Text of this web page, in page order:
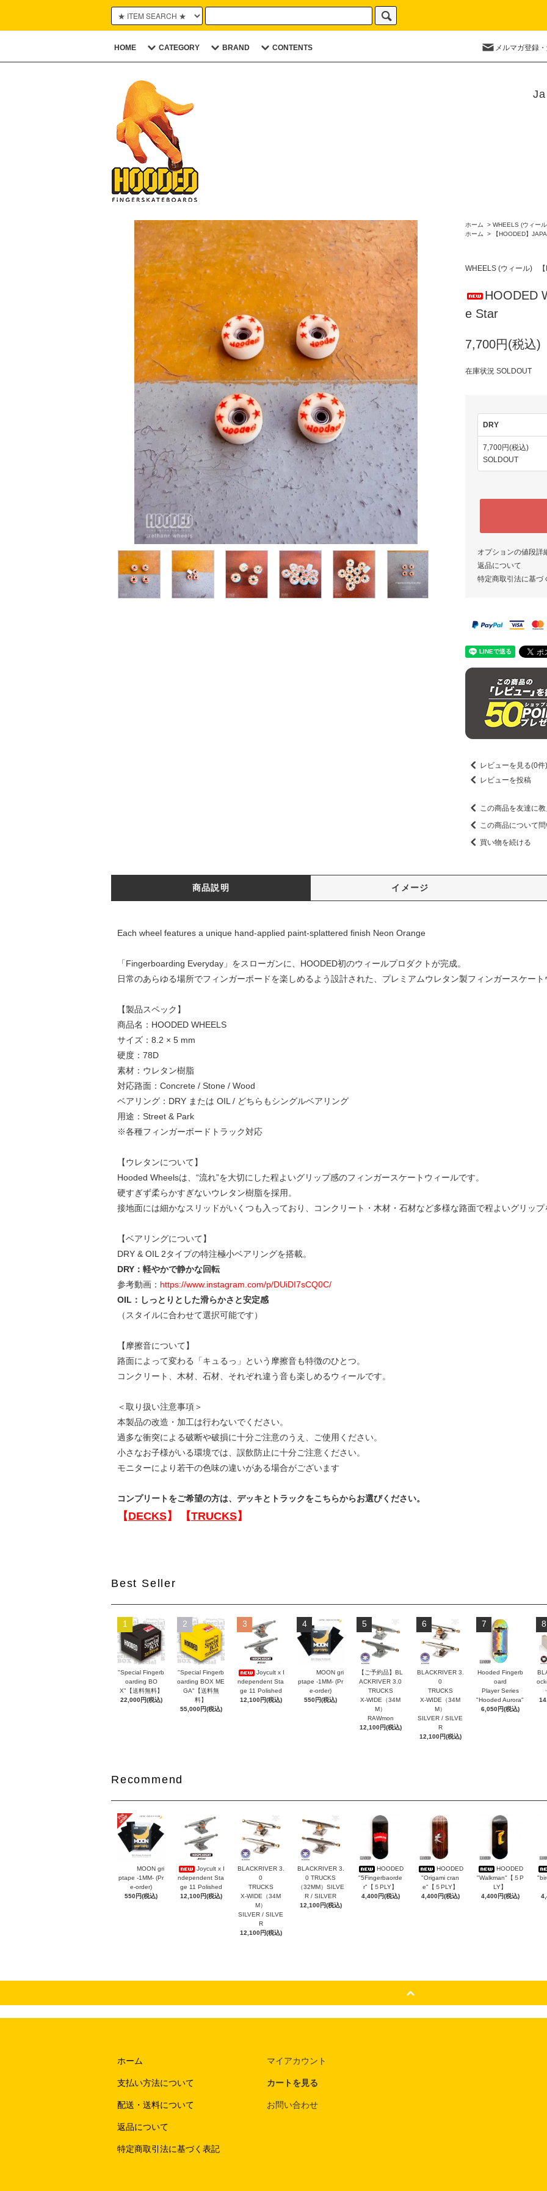
HOME CATEGORY BRAND CONTENTS メルマガ登録
ホーム > WHEELS (ウィー
ホーム
> 【HOODED】
WHEELS (ウィール)
HOODED
e Star
7,700円(税込)
在庫状況 SOLDOUT
DRY
7,700円(税込)
SOLDOUT
オプションの値段詳
返品について
特定商取引法に基づ
レビューを見る(0件)
レビューを投稿
この商品を友達に
この商品について
買い物を続ける
商品説明 イメージ
Each wheel features a unique hand-applied paint-splattered finish Neon Orange
「Fingerboarding Everyday」をスローガンに、HOODED初のウィールプロダクトが完成。
日常のあらゆる場所でフィンガーボードを楽しめるよう設計された、プレミアムウレタン製フィンガースケート
【製品スペック】
商品名：HOODED WHEELS
サイズ：8.2 × 5 mm
硬度：78D
素材：ウレタン樹脂
対応路面：Concrete / Stone / Wood
ベアリング：DRY または OIL / どちらもシングルベアリング
用途：Street & Park
※各種フィンガーボードトラック対応
【ウレタンについて】
Hooded Wheelsは、“流れ”を大切にした程よいグリップ感のフィンガースケートウィールです。
硬すぎず柔らかすぎないウレタン樹脂を採用。
接地面には細かなスリッドがいくつも入っており、コンクリート・木材・石材など多様な路面で程よいグリッ
【ベアリングについて】
DRY & OIL 2タイプの特注極小ベアリングを搭載。
DRY：軽やかで静かな回転
参考動画： https://www.instagram.com/p/DUiDI7sCQ0C/
OIL：しっとりとした滑らかさと安定感
（スタイルに合わせて選択可能です）
【摩擦音について】
路面によって変わる「キュるっ」という摩擦音も特徴のひとつ。
コンクリート、木材、石材、それぞれ違う音も楽しめるウィールです。
＜取り扱い注意事項＞
本製品の改造・加工は行わないでください。
過多な衝突による破断や破損に十分ご注意のうえ、ご使用ください。
小さなお子様がいる環境では、誤飲防止に十分ご注意ください。
モニターにより若干の色味の違いがある場合がございます
コンプリートをご希望の方は、デッキとトラックをこちらからお選びください。
【DECKS】 【TRUCKS】
Best Seller
1
"Special Fingerb
oarding BO
X"【送料無料】
22,000円(税込)
2
"Special Fingerb
oarding BOX ME
GA"【送料無
料】
55,000円(税込)
3
Joycult x I
ndependent Sta
ge 11 Polished
12,100円(税込)
4
MOON gri
ptape -1MM- (Pr
e-order)
550円(税込)
5
【ご予約品】BL
ACKRIVER 3.0
TRUCKS
X-WIDE（34M
M）
RAWmon
12,100円(税込)
6
BLACKRIVER 3.
0
TRUCKS
X-WIDE（34M
M）
SILVER / SILVE
R
12,100円(税込)
7
Hooded Fingerb
oard
Player Series
"Hooded Aurora"
6,050円(税込)
8
Recommend
MOON gri
ptape -1MM- (Pr
e-order)
550円(税込)
Joycult x I
ndependent Sta
ge 11 Polished
12,100円(税込)
BLACKRIVER 3.
0
TRUCKS
X-WIDE（34M
M）
SILVER / SILVE
R
12,100円(税込)
BLACKRIVER 3.
0 TRUCKS
（32MM）SILVE
R / SILVER
12,100円(税込)
HOODED
"5Fingerbaorde
r"【５PLY】
4,400円(税込)
HOODED
"Origami cran
e"【５PLY】
4,400円(税込)
HOODED
"Walkman"【５P
LY】
4,400円(税込)
ホーム
支払い方法について
配送・送料について
返品について
特定商取引法に基づく表記
マイアカウント
カートを見る
お問い合わせ